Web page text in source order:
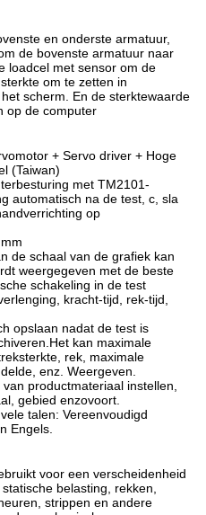
en onderste armatuur,
de bovenste armatuur naar
loadcel met sensor om de
om te zetten in
scherm. En de sterktewaarde
op de computer
+ Servo driver + Hoge
(Taiwan)
met TM2101-
automatisch na de test, c, sla
op
de schaal van de grafiek kan
weergegeven met de beste
schakeling in de test
kracht-tijd, rek-tijd,
opslaan nadat de test is
kan maximale
rek, maximale
enz. Weergeven.
productmateriaal instellen,
gebied enzovoort.
talen: Vereenvoudigd
Engels.
voor een verscheidenheid
belasting, rekken,
strippen en andere